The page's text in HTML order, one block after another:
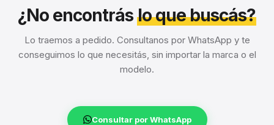
¿No encontráslo que buscás?
Lo traemos a pedido. Consultanos por WhatsApp y te
conseguimos lo que necesitás, sin importar la marca o el
modelo.
Consultar por WhatsApp